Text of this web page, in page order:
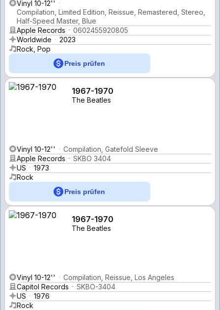
Vinyl 10-12''
Compilation, Limited Edition, Reissue, Remastered, Stereo,
Half-Speed Master, Blue
Apple Records
0602455920805
Worldwide
2023
Rock, Pop
Preis prüfen
1967-1970
The Beatles
Vinyl 10-12''
Compilation, Gatefold Sleeve
Apple Records
SKBO 3404
US
1973
Rock
Preis prüfen
1967-1970
The Beatles
Vinyl 10-12''
Compilation, Reissue, Los Angeles
Capitol Records
SKBO-3404
US
1976
Rock